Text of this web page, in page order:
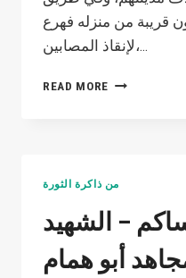
جنانه
قريبة من منزله فهرع
لإنقاذ المصابين،…
READ MORE شهداءنا
أبو
وائل
من ذاكرة الثورة
– الشهيد
أبو همام